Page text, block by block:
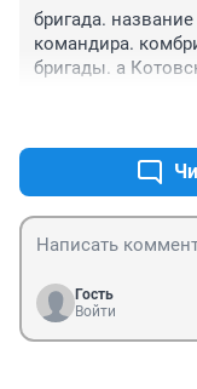
бригада.
командира.
бригады. а
населенный
Гость
Войти